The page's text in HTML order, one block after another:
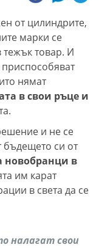
от цилиндрите,
марки се
тежък товар. И
приспособяват
нямат
в свои ръце и
и не се
бъдещето си от
новобранци в
им карат
в света да се
налагат свои